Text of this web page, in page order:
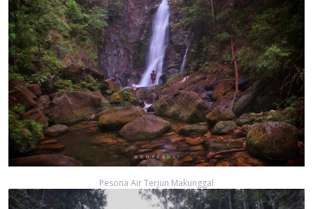
Pesona Air Terjun Makunggal